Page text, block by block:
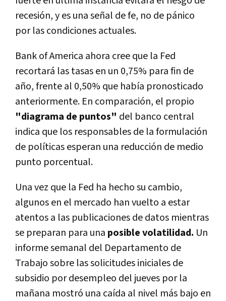
recesión, y es una señal de fe, no de pánico
por las condiciones actuales.
Bank of America ahora cree que la Fed
recortará las tasas en un 0,75% para fin de
año, frente al 0,50% que había pronosticado
anteriormente. En comparación, el propio
"diagrama de puntos" del banco central
indica que los responsables de la formulación
de políticas esperan una reducción de medio
punto porcentual.
Una vez que la Fed ha hecho su cambio,
algunos en el mercado han vuelto a estar
atentos a las publicaciones de datos mientras
se preparan para una posible volatilidad. Un
informe semanal del Departamento de
Trabajo sobre las solicitudes iniciales de
subsidio por desempleo del jueves por la
mañana mostró una caída al nivel más bajo en